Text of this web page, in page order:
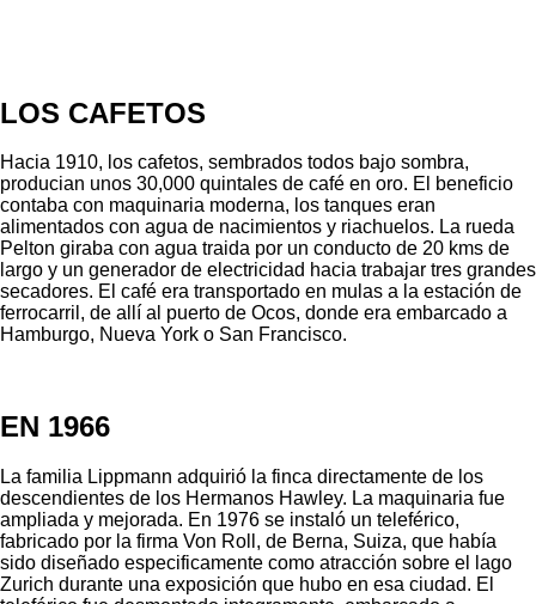
LOS CAFETOS
Hacia 1910, los cafetos, sembrados todos bajo sombra,
producian unos 30,000 quintales de café en oro. El beneficio
contaba con maquinaria moderna, los tanques eran
alimentados con agua de nacimientos y riachuelos. La rueda
Pelton giraba con agua traida por un conducto de 20 kms de
largo y un generador de electricidad hacia trabajar tres grandes
secadores. El café era transportado en mulas a la estación de
ferrocarril, de allí al puerto de Ocos, donde era embarcado a
Hamburgo, Nueva York o San Francisco.
EN 1966
La familia Lippmann adquirió la finca directamente de los
descendientes de los Hermanos Hawley. La maquinaria fue
ampliada y mejorada. En 1976 se instaló un teleférico,
fabricado por la firma Von Roll, de Berna, Suiza, que había
sido diseñado especificamente como atracción sobre el lago
Zurich durante una exposición que hubo en esa ciudad. El